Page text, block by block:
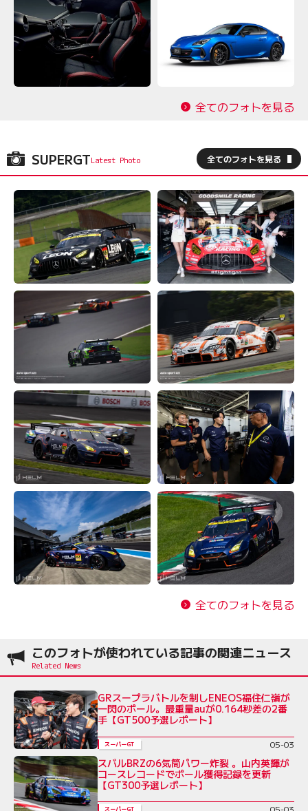
全てのフォトを見る
SUPERGT 全てのフォトを見る
全てのフォトを見る
このフォトが使われている記事の関連ニュース
GRスープラバトルを制しENEOS福住仁嶺が
一閃のポール。最重量auが0.164秒差の2番
手【GT500予選レポート】
スーパーGT 05-03
スバルBRZの6気筒パワー炸裂 。山内英輝が
コースレコードでポール獲得記録を更新
【GT300予選レポート】
スーパーGT